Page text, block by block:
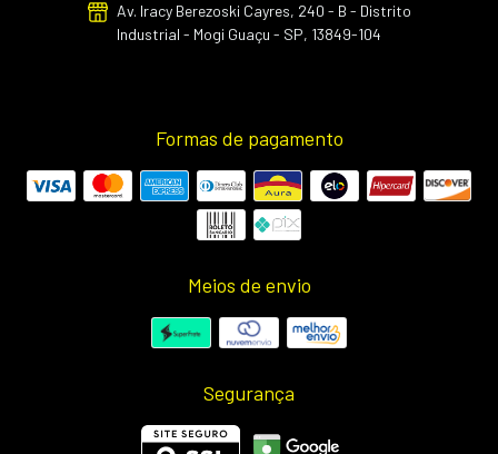
Av. Iracy Berezoski Cayres, 240 - B - Distrito
Industrial - Mogi Guaçu - SP, 13849-104
Formas de pagamento
Meios de envio
Segurança